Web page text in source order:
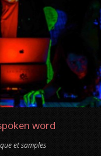
word
et samples